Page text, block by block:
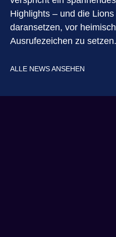
Highlights – und die
daransetzen, vor
Ausrufezeichen zu setzen.
ALLE NEWS ANSEHEN